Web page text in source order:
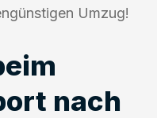
Umzug!
nach